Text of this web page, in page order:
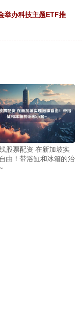
举办科技主题ETF推
股票配资 在新加坡实
由！带浴缸和冰箱的治